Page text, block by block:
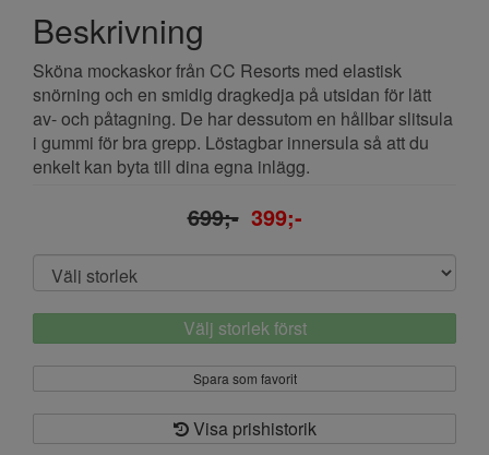
Beskrivning
Sköna mockaskor från CC Resorts med elastisk
snörning och en smidig dragkedja på utsidan för lätt
av- och påtagning. De har dessutom en hållbar slitsula
i gummi för bra grepp. Löstagbar innersula så att du
enkelt kan byta till dina egna inlägg.
699;- 399;-
Välj storlek först
Spara som favorit
Visa prishistorik